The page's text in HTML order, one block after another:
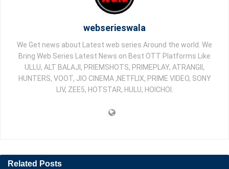
webserieswala
We Get news about Latest web series Around the world. We
Bring Web Series Latest News on Best OTT Platforms Like
ULLU, ALT BALAJI, PRIEMSHOTS, PRIMEPLAY, ATRANGII,
HUNTERS, VOOT, JIO CINEMA ,NETFLIX, PRIME VIDEO, SONY
LIV, ZEE5, HOTSTAR, HULU, HOICHOI.
Related Posts